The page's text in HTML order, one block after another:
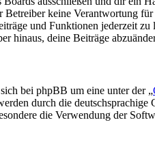
keine Verantwortung
und Funktionen jederzeit zu
hinaus, deine Beiträge
bei phpBB um eine unter der „
durch die
die Verwendung der